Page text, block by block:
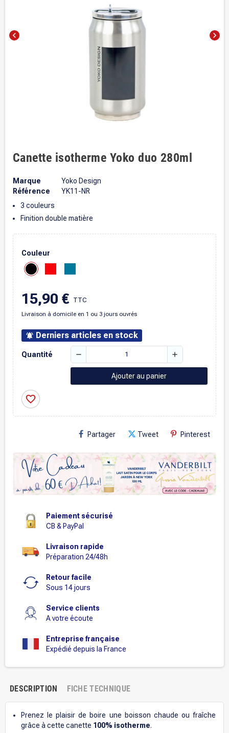
chevron_left chevron_right
Canette isotherme Yoko duo 280ml
Marque
Yoko Design
Référence
YK11-NR
3 couleurs
Finition double matière
Couleur
15,90 € TTC
Livraison à domicile en 1 ou 3 jours ouvrés
notifications_active Derniers articles en stock
Quantité remove add
Ajouter au panier
favorite_border
Partager Tweet Pinterest
Paiement sécurisé
CB & PayPal
Livraison rapide
Préparation 24/48h
Retour facile
Sous 14 jours
Service clients
A votre écoute
Entreprise française
Expédié depuis la France
DESCRIPTION FICHE TECHNIQUE
Prenez le plaisir de boire une boisson chaude ou fraîche
grâce à cette canette 100% isotherme.